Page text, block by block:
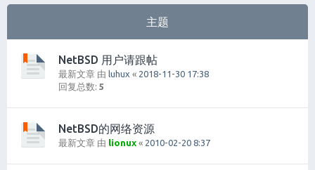
主题
NetBSD 用户请跟帖
最新文章 由 luhux « 2018-11-30 17:38
回复总数: 5
NetBSD的网络资源
最新文章 由 lionux « 2010-02-20 8:37